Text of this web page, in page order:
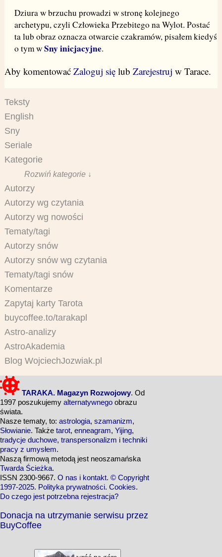
Dziura w brzuchu prowadzi w stronę kolejnego
archetypu, czyli Człowieka Przebitego na Wylot. Postać
ta lub obraz oznacza otwarcie czakramów, pisałem kiedyś
o tym wSny inicjacyjne.
Aby komentować Zaloguj sięlub Zarejestruj w Tarace.
Teksty
English
Sny
Seriale
Kategorie
Rozwiń kategorie ↓
Autorzy
Autorzy wg czytania
Autorzy wg nowości
Tematy/tagi
Autorzy snów
Autorzy snów wg czytania
Tematy/tagi snów
Komentarze
Zapytaj karty Tarota
buycoffee.to/tarakapl
Astro-analizy
AstroAkademia
Blog WojciechJozwiak.pl
TARAKA. Magazyn Rozwojowy. Od
1997 poszukujemy alternatywnego obrazu
świata.
Nasze tematy, to: astrologia, szamanizm,
Słowianie. Także tarot, enneagram, Yijing,
tradycje duchowe, transpersonalizm i techniki
pracy z umysłem.
Naszą firmową metodą jest neoszamańska
Twarda Ścieżka.
ISSN 2300-9667. O nas i kontakt. © Copyright
1997-2025. Polityka prywatności. Cookies.
Do czego jest potrzebna rejestracja?
Donacja na utrzymanie serwisu przez
BuyCoffee